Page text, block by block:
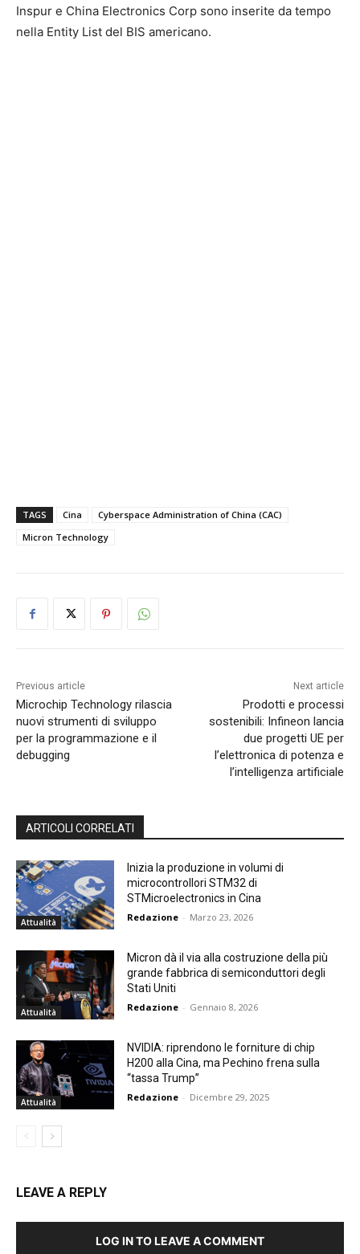
Inspur e China Electronics Corp sono inserite da tempo
nella Entity List del BIS americano.
TAGS Cina
Cyberspace Administration of China (CAC)
Micron Technology
Previous article
Microchip Technology rilascia
nuovi strumenti di sviluppo
per la programmazione e il
debugging
Next article
Prodotti e processi
sostenibili: Infineon lancia
due progetti UE per
l’elettronica di potenza e
l’intelligenza artificiale
ARTICOLI CORRELATI
Attualità
Inizia la produzione in volumi di
microcontrollori STM32 di
STMicroelectronics in Cina
Redazione - Marzo 23, 2026
Attualità
Micron dà il via alla costruzione della più
grande fabbrica di semiconduttori degli
Stati Uniti
Redazione - Gennaio 8, 2026
Attualità
NVIDIA: riprendono le forniture di chip
H200 alla Cina, ma Pechino frena sulla
“tassa Trump”
Redazione - Dicembre 29, 2025
LEAVE A REPLY
LOG IN TO LEAVE A COMMENT